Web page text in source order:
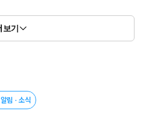
문질러서… 이상해질 정도로 몇
보기
림 · 소식